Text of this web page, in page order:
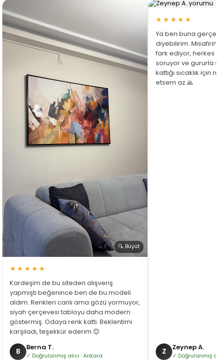
🔍 Büyüt
★★★★★
Kardeşim de bu siteden alışveriş
yapmıştı beğenince ben de bu modeli
aldım. Renkleri canlı ama gözü yormuyor,
siyah çerçevesi tabloyu daha modern
göstermiş. Odaya renk kattı. Beklentimi
karşıladı, teşekkür ederim 😊
B Berna T.
✓ Doğrulanmış alıcı · Ankara
★★★★★
Ya ben buna
diyebilirim.
fark ediyor, herkes
soruyor ve gururla
kattığı sıcaklık
etsem az 🙏
Z Zeynep A.
✓ Doğrulanmış